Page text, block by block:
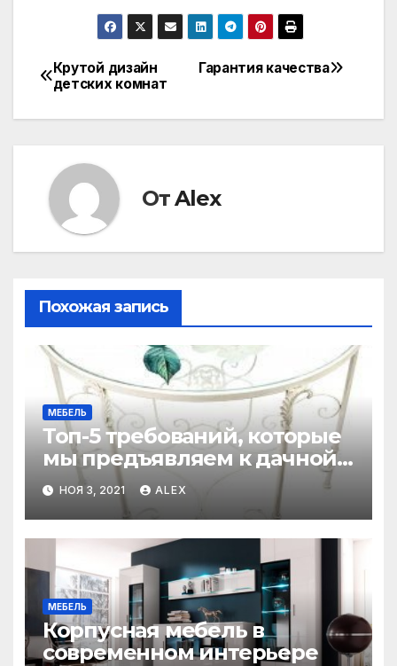
Навигация
по
Гарантия качества
Крутой дизайн
детских комнат
ОтAlex
Похожая запись
МЕБЕЛЬ
Топ-5 требований, которые
мы предъявляем к дачной
мебели в грядущем 2022-м
году
НОЯ 3, 2021 ALEX
МЕБЕЛЬ
Корпусная мебель в
современном интерьере